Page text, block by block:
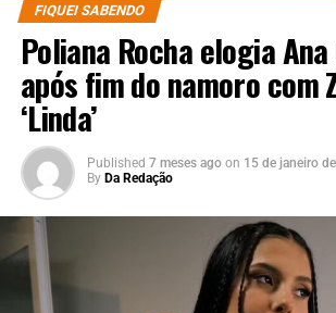
FIQUEI SABENDO
Poliana Rocha elogia
após fim do namoro com
‘Linda’
Published 7 meses ago on 15 de janeiro
By Da Redação